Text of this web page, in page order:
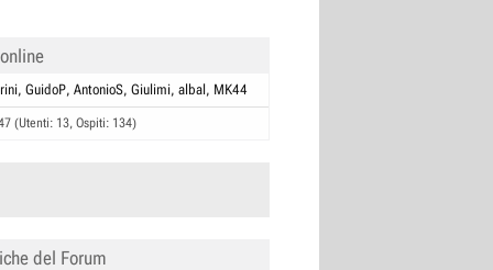
GuidoP AntonioS Giulimi albal MK44
(Utenti: 13, Ospiti: 134)
del Forum